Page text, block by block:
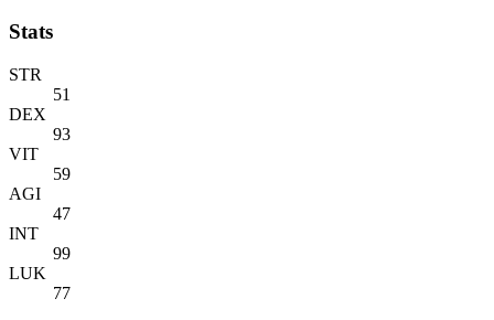
Stats
STR
51
DEX
93
VIT
59
AGI
47
INT
99
LUK
77